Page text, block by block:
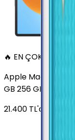
🔥 EN ÇOK SATAN
Apple MacBook Air
GB 256 GB Altın
21.400 TL'den